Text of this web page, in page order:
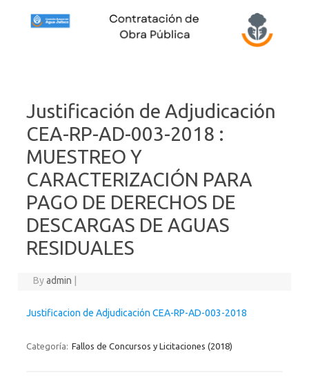
Justificación de Adjudicación
CEA-RP-AD-003-2018 :
MUESTREO Y
CARACTERIZACIÓN PARA
PAGO DE DERECHOS DE
DESCARGAS DE AGUAS
RESIDUALES
Byadmin
Justificacion de Adjudicación CEA-RP-AD-003-2018
Categoría: Fallos de Concursos y Licitaciones (2018)